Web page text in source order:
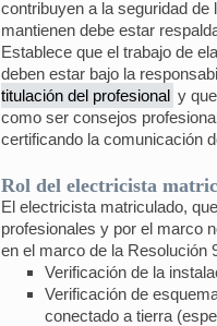
contribuyen a la seguridad
mantienen debe estar
Establece que el trabajo de
deben estar bajo la
titulación del profesional y
como ser consejos
certificando la comunicación
Rol del electricista
El electricista matriculado,
profesionales y por el marco
en el marco de la Resolución
Verificación de la
Verificación de
conectado a tierra